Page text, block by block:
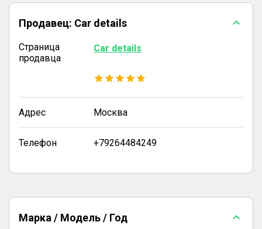
Продавец: Car details
Страница
продавца
Car details
Адрес Москва
Телефон +79264484249
Марка / Модель / Год